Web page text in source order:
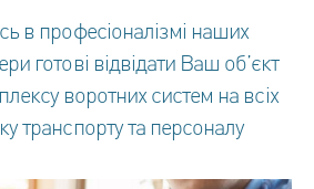
в професіоналізмі наших
готові відвідати Ваш об’єкт
воротних систем на всіх
транспорту та персоналу